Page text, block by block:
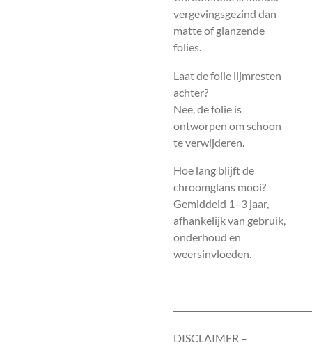
vergevingsgezind dan
matte of glanzende
folies.
Laat de folie lijmresten
achter?
Nee, de folie is
ontworpen om schoon
te verwijderen.
Hoe lang blijft de
chroomglans mooi?
Gemiddeld 1–3 jaar,
afhankelijk van gebruik,
onderhoud en
weersinvloeden.
DISCLAIMER –